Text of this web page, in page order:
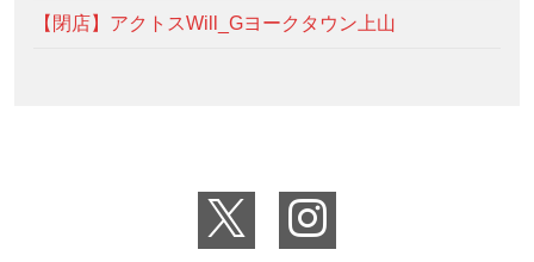
【閉店】アクトスWill_Gヨークタウン上山